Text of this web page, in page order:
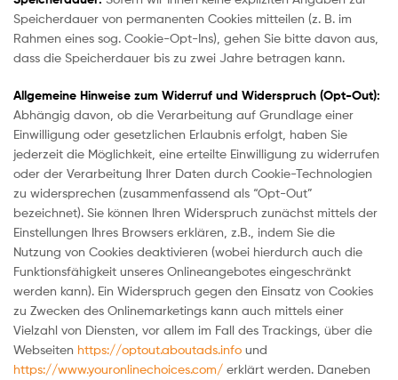
Speicherdauer von permanenten Cookies mitteilen (z. B. im
Rahmen eines sog. Cookie-Opt-Ins), gehen Sie bitte davon aus,
dass die Speicherdauer bis zu zwei Jahre betragen kann.
Allgemeine Hinweise zum Widerruf und Widerspruch (Opt-Out):
Abhängig davon, ob die Verarbeitung auf Grundlage einer
Einwilligung oder gesetzlichen Erlaubnis erfolgt, haben Sie
jederzeit die Möglichkeit, eine erteilte Einwilligung zu widerrufen
oder der Verarbeitung Ihrer Daten durch Cookie-Technologien
zu widersprechen (zusammenfassend als “Opt-Out”
bezeichnet). Sie können Ihren Widerspruch zunächst mittels der
Einstellungen Ihres Browsers erklären, z.B., indem Sie die
Nutzung von Cookies deaktivieren (wobei hierdurch auch die
Funktionsfähigkeit unseres Onlineangebotes eingeschränkt
werden kann). Ein Widerspruch gegen den Einsatz von Cookies
zu Zwecken des Onlinemarketings kann auch mittels einer
Vielzahl von Diensten, vor allem im Fall des Trackings, über die
Webseiten https://optout.aboutads.info und
https://www.youronlinechoices.com/ erklärt werden. Daneben